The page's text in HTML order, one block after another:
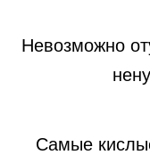
Невозможно
Самые